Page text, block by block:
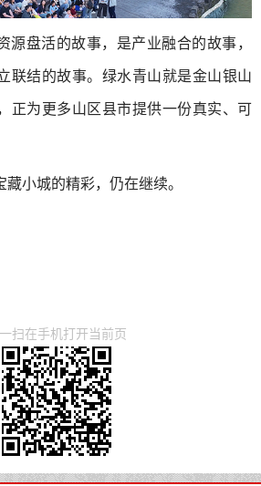
源盘活的故事，是产业融合的故事，
联结的故事。绿水青山就是金山银山
为更多山区县市提供一份真实、可
小城的精彩，仍在继续。
扫在手机打开当前页